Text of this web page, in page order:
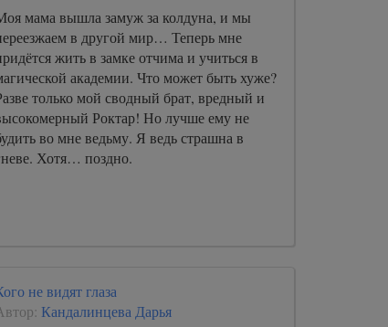
мама вышла замуж за колдуна, и мы
в другой мир… Теперь мне
жить в замке отчима и учиться в
академии. Что может быть хуже?
только мой сводный брат, вредный и
Роктар! Но лучше ему не
во мне ведьму. Я ведь страшна в
Хотя… поздно.
не видят глаза
Кандалинцева Дарья